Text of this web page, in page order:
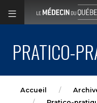
PRATICO-
Accueil